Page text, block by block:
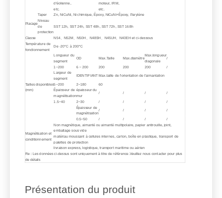
d'éolienne,
etc.
moteur, IRM,
etc.
Placage
Taper
Zn, NiCuNi, Ni chimique, Époxy, NiCuNi+Époxy, Parylène
Niveau
de
protection
SST 12h, SST 24h, SST 48h, SST 72h, SST 168h
Classe N54、N52M、N50H、N48SH、N45UH、N40EH et ci-dessous
Température de
fonctionnement
De -20°C à 200°C
Tailles disponibles
(mm)
Longueur du
segment
OD Max.Taille Max.diamètre
Max.longueur
diagonale
/
1~200 6 ~ 200 200 200 200
/
Largeur de
segment
IDENTIFIANT Max.taille de l'orientation de l'aimantation
5~200 2~180 60
Épaisseur de
magnétisation
épaisseur du
mur
/ / / /
1.5~40 2~30 / / /
/
Épaisseur de
magnétisation
/ / / /
0.5~50 / / / /
Magnétisation et
conditionnement
Non magnétique, aimanté ou aimanté multipolaire, papier antirouille, joint,
emballage sous vide
matériau moussant à cellules internes, carton, boîte en plastique, transport de
palettes de protection
livraison express, logistique, transport maritime ou aérien
Re : Les données ci-dessus sont uniquement à titre de référence.Veuillez nous contacter pour plus
de détails
Présentation du produit